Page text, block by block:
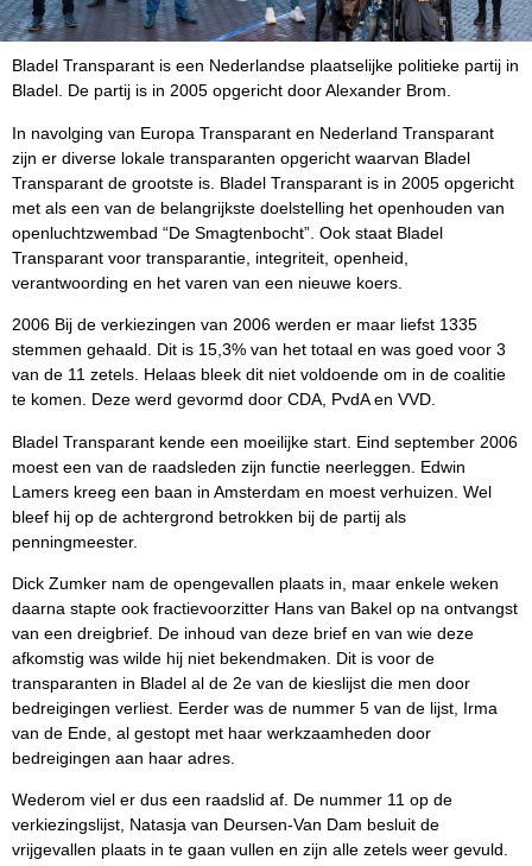
Bladel Transparant is een Nederlandse plaatselijke politieke partij in
Bladel. De partij is in 2005 opgericht door Alexander Brom.
In navolging van Europa Transparant en Nederland Transparant
zijn er diverse lokale transparanten opgericht waarvan Bladel
Transparant de grootste is. Bladel Transparant is in 2005 opgericht
met als een van de belangrijkste doelstelling het openhouden van
openluchtzwembad “De Smagtenbocht”. Ook staat Bladel
Transparant voor transparantie, integriteit, openheid,
verantwoording en het varen van een nieuwe koers.
2006 Bij de verkiezingen van 2006 werden er maar liefst 1335
stemmen gehaald. Dit is 15,3% van het totaal en was goed voor 3
van de 11 zetels. Helaas bleek dit niet voldoende om in de coalitie
te komen. Deze werd gevormd door CDA, PvdA en VVD.
Bladel Transparant kende een moeilijke start. Eind september 2006
moest een van de raadsleden zijn functie neerleggen. Edwin
Lamers kreeg een baan in Amsterdam en moest verhuizen. Wel
bleef hij op de achtergrond betrokken bij de partij als
penningmeester.
Dick Zumker nam de opengevallen plaats in, maar enkele weken
daarna stapte ook fractievoorzitter Hans van Bakel op na ontvangst
van een dreigbrief. De inhoud van deze brief en van wie deze
afkomstig was wilde hij niet bekendmaken. Dit is voor de
transparanten in Bladel al de 2e van de kieslijst die men door
bedreigingen verliest. Eerder was de nummer 5 van de lijst, Irma
van de Ende, al gestopt met haar werkzaamheden door
bedreigingen aan haar adres.
Wederom viel er dus een raadslid af. De nummer 11 op de
verkiezingslijst, Natasja van Deursen-Van Dam besluit de
vrijgevallen plaats in te gaan vullen en zijn alle zetels weer gevuld.